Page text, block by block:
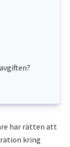
har rätten att
kring